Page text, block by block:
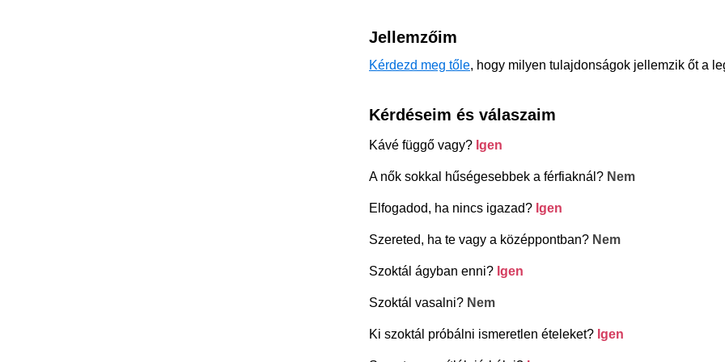
Jellemzőim
Kérdezd meg tőle, hogy milyen tulajdonságok jellemzik őt a
Kérdéseim és válaszaim
Kávé függő vagy? Igen
A nők sokkal hűségesebbek a férfiaknál? Nem
Elfogadod, ha nincs igazad? Igen
Szereted, ha te vagy a középpontban? Nem
Szoktál ágyban enni? Igen
Szoktál vasalni? Nem
Ki szoktál próbálni ismeretlen ételeket? Igen